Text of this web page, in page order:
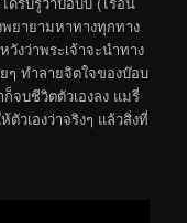
พยายามหาทางทุกทาง
วังว่าพระเจ้าจะนำทาง
ๆ ทำลายจิตใจของบ๊อบ
จบชีวิตตัวเองลง แมรี่
วเองว่าจริงๆ แล้วสิ่งที่